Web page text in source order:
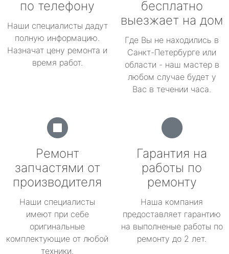
по телефону
Наши специалисты дадут
полную информацию.
Назначат цену ремонта и
время работ.
бесплатно
выезжает на дом
Где Вы не находились в
Санкт-Петербурге или
области - наш мастер в
любом случае будет у
Вас в течении часа.
Ремонт
запчастями от
производителя
Наши специалисты
имеют при себе
оригинальные
комплектующие от любой
техники.
Гарантия на
работы по
ремонту
Наша компания
предоставляет гарантию
на выполненые работы по
ремонту до 2 лет.